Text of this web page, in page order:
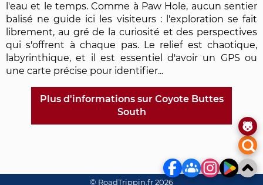
l'eau et le temps. Comme à Paw Hole, aucun sentier
balisé ne guide ici les visiteurs : l'exploration se fait
librement, au gré de la curiosité et des perspectives
qui s'offrent à chaque pas. Le relief est chaotique,
labyrinthique, et il est essentiel d'avoir un GPS ou
une carte précise pour identifier...
Plus d'informations sur Coyote Buttes
South
© RoadTrippin.fr 2026